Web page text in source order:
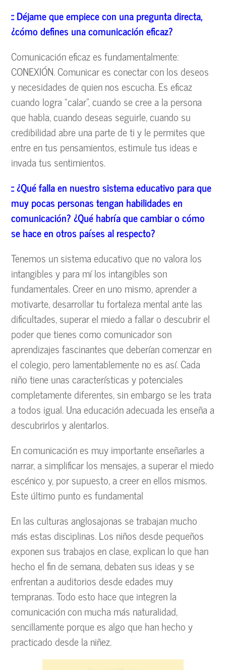
:: Déjame que empiece con una pregunta directa,
¿cómo defines una comunicación eficaz?
Comunicación eficaz es fundamentalmente:
CONEXIÓN. Comunicar es conectar con los deseos
y necesidades de quien nos escucha. Es eficaz
cuando logra “calar”, cuando se cree a la persona
que habla, cuando deseas seguirle, cuando su
credibilidad abre una parte de ti y le permites que
entre en tus pensamientos, estimule tus ideas e
invada tus sentimientos.
::¿Quéfalla en nuestro sistema educativo para que
muy pocas personas tengan habilidades en
comunicación?¿Quéhabría que cambiar o cómo
se hace en otros países al respecto?
Tenemos un sistema educativo que no valora los
intangibles y para mí los intangibles son
fundamentales. Creer en uno mismo, aprender a
motivarte, desarrollar tu fortaleza mental ante las
dificultades, superar el miedo a fallar o descubrir el
poder que tienes como comunicador son
aprendizajes fascinantes que deberían comenzar en
el colegio, pero lamentablemente no es así. Cada
niño tiene unas características y potenciales
completamente diferentes, sin embargo se les trata
a todos igual. Una educación adecuada les enseña a
descubrirlos y alentarlos.
En comunicación es muy importante enseñarles a
narrar, a simplificar los mensajes, a superar el miedo
escénico y, por supuesto, a creer en ellos mismos.
Este último punto es fundamental
En las culturas anglosajonas se trabajan mucho
más estas disciplinas. Los niños desde pequeños
exponen sus trabajos en clase, explican lo que han
hecho el fin de semana, debaten sus ideas y se
enfrentan a auditorios desde edades muy
tempranas. Todo esto hace que integren la
comunicación con mucha más naturalidad,
sencillamente porque es algo que han hecho y
practicado desde la niñez.